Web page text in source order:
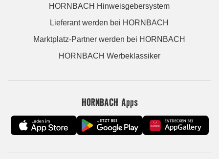
HORNBACH Hinweisgebersystem
Lieferant werden bei HORNBACH
Marktplatz-Partner werden bei HORNBACH
HORNBACH Werbeklassiker
HORNBACH Apps